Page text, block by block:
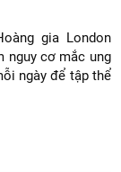
gia London
nguy cơ mắc ung
ngày để tập thể